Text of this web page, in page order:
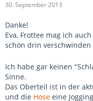
30. September 2013
Danke!
Eva, Frottee mag ich
schön drin verschwinden
Ich habe gar keinen
Sinne.
Das Oberteil ist in der
und die Hose eine